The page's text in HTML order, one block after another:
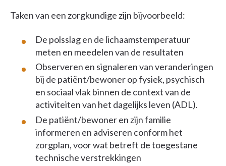
Taken van een zorgkundige zijn bijvoorbeeld:
De polsslag en de lichaamstemperatuur
meten en meedelen van de resultaten
Observeren en signaleren van veranderingen
bij de patiënt/bewoner op fysiek, psychisch
en sociaal vlak binnen de context van de
activiteiten van het dagelijks leven (ADL).
De patiënt/bewoner en zijn familie
informeren en adviseren conform het
zorgplan, voor wat betreft de toegestane
technische verstrekkingen